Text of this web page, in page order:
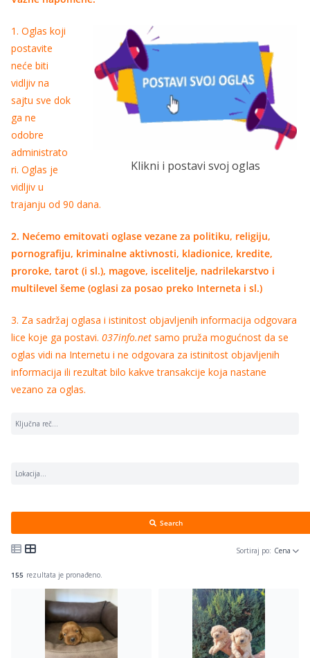
Klikni i postavi svoj oglas
1. Oglas koji
postavite
neće biti
vidljiv na
sajtu sve dok
ga ne
odobre
administrato
ri. Oglas je
vidljiv u
trajanju od 90 dana.
2. Nećemo emitovati oglase vezane za politiku, religiju,
pornografiju, kriminalne aktivnosti, kladionice, kredite,
proroke, tarot (i sl.), magove, iscelitelje, nadrilekarstvo i
multilevel šeme (oglasi za posao preko Interneta i sl.)
3. Za sadržaj oglasa i istinitost objavljenih informacija odgovara
lice koje ga postavi. 037info.net samo pruža mogućnost da se
oglas vidi na Internetu i ne odgovara za istinitost objavljenih
informacija ili rezultat bilo kakve transakcije koja nastane
vezano za oglas.
Search
Sortiraj po: Cena
155 rezultata je pronađeno.